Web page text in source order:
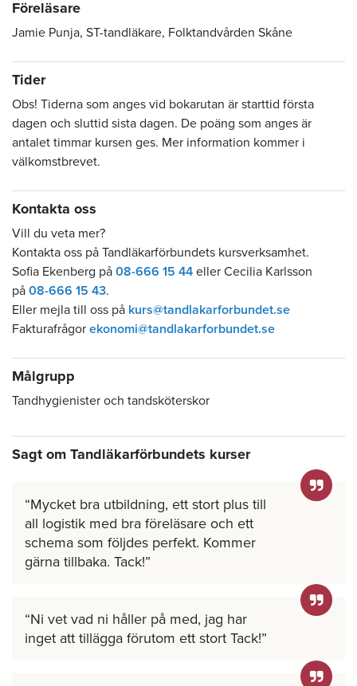
Föreläsare
Jamie Punja, ST-tandläkare, Folktandvården Skåne
Tider
Obs! Tiderna som anges vid bokarutan är starttid första
dagen och sluttid sista dagen. De poäng som anges är
antalet timmar kursen ges. Mer information kommer i
välkomstbrevet.
Kontakta oss
Vill du veta mer?
Kontakta oss på Tandläkarförbundets kursverksamhet.
Sofia Ekenberg på 08-666 15 44 eller Cecilia Karlsson
på 08-666 15 43.
Eller mejla till oss på kurs@tandlakarforbundet.se
Fakturafrågor ekonomi@tandlakarforbundet.se
Målgrupp
Tandhygienister och tandsköterskor
Sagt om Tandläkarförbundets kurser
Mycket bra utbildning, ett stort plus till
all logistik med bra föreläsare och ett
schema som följdes perfekt. Kommer
gärna tillbaka. Tack!
Ni vet vad ni håller på med, jag har
inget att tillägga förutom ett stort Tack!